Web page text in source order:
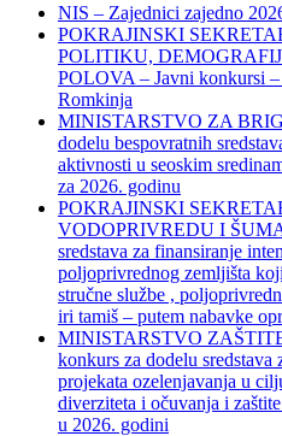
NIS – Zajednici zajedno
POKRAJINSKI
POLITIKU,
POLOVA – Javni konkursi –
Romkinja
MINISTARSTVO ZA
dodelu bespovratnih
aktivnosti u seoskim
za 2026. godinu
POKRAJINSKI
VODOPRIVREDU I
sredstava za finansiranje
poljoprivrednog zemljišta
stručne službe ,
iri tamiš ‒ putem nabavke
MINISTARSTVO
konkurs za dodelu sredstava
projekata ozelenjavanja u
diverziteta i očuvanja i
u 2026. godini